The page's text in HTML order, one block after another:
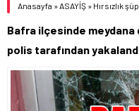
Anasayfa »ASAYİŞ » Hırsızlık
Bafra ilçesinde meydana
polis tarafından